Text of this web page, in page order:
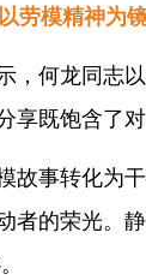
以劳模精神为
何龙同志
享既饱含
事转化为
的荣光。